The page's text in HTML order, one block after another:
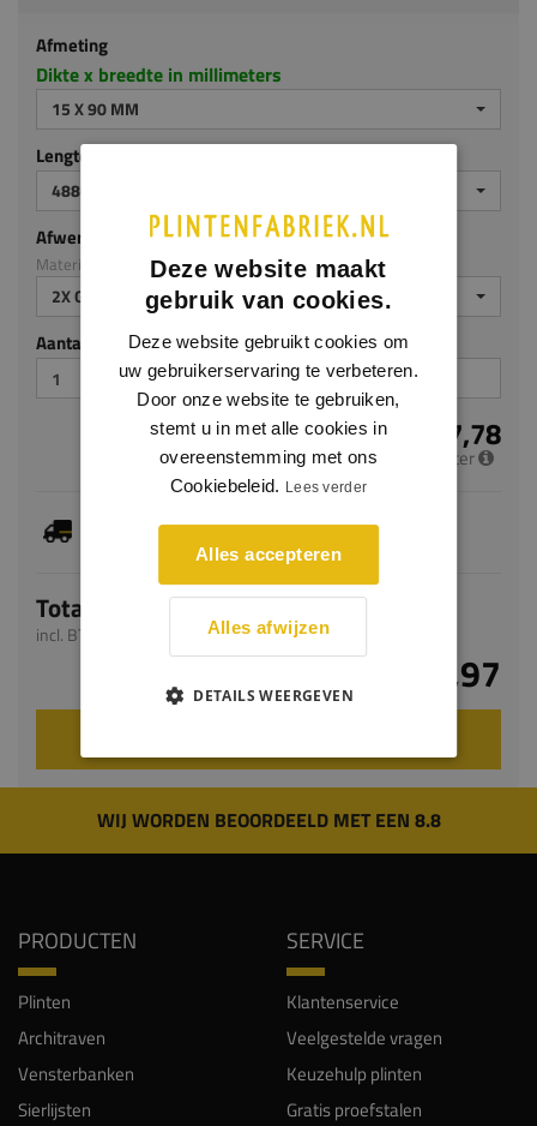
Afmeting
Dikte x breedte in millimeters
15 X 90 MM
Lengte (mm)
4880 MM
Afwerking
Materiaal: MDF v313
2X GEGROND
Aantal stuks
€ 7,78
per meter
Je hebt gekozen voor maatwerk, de verwachte
Totaal
incl. BTW
€ 37,97
WIJ WORDEN BEOORDEELD MET EEN 8.8
PRODUCTEN
Plinten
Architraven
Vensterbanken
Sierlijsten
SERVICE
Klantenservice
Veelgestelde vragen
Keuzehulp plinten
Gratis proefstalen
Deze website maakt
gebruik van cookies.
Deze website gebruikt cookies om
uw gebruikerservaring te verbeteren.
Door onze website te gebruiken,
stemt u in met alle cookies in
overeenstemming met ons
Cookiebeleid. Lees verder
Alles accepteren
Alles afwijzen
DETAILS WEERGEVEN